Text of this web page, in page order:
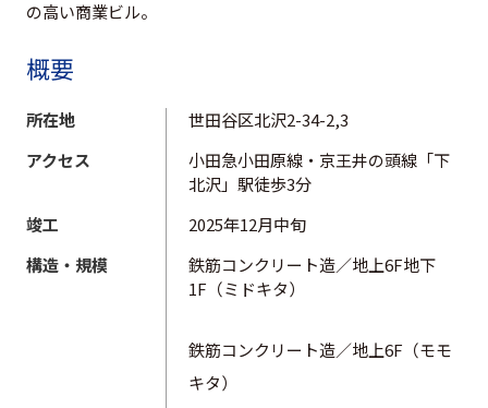
の高い商業ビル。
概要
所在地
世田谷区北沢2-34-2,3
アクセス
小田急小田原線・京王井の頭線「下
北沢」駅徒歩3分
竣工
2025年12月中旬
構造・規模
鉄筋コンクリート造／地上6F地下
1F（ミドキタ）
鉄筋コンクリート造／地上6F（モモ
キタ）